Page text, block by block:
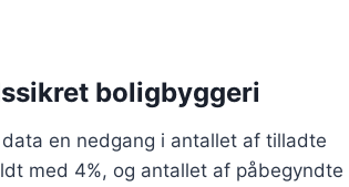
boligbyggeri
en nedgang i antallet af tilladte
med 4%, og antallet af påbegyndte